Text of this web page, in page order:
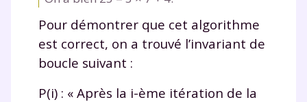
Pour démontrer que cet algorithme
est correct, on a trouvé l’invariant de
boucle suivant :
P(i) : « Après la i-ème itération de la